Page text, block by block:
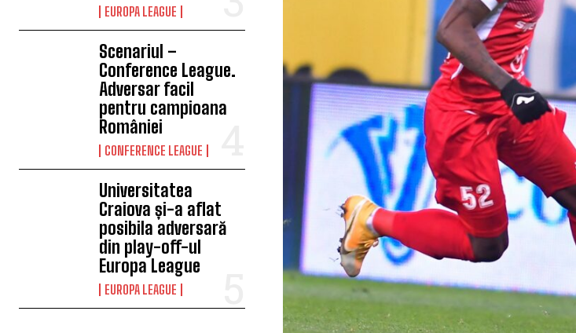
EUROPA LEAGUE
Scenariul –
Conference League.
Adversar facil
pentru campioana
României
CONFERENCE LEAGUE
Universitatea
Craiova și-a aflat
posibila adversară
din play-off-ul
Europa League
EUROPA LEAGUE